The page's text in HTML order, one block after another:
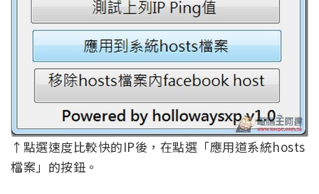
↑點選速度比較快的IP後，在點選「應用道系統hosts
檔案」的按鈕。